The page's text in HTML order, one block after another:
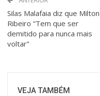
Silas Malafaia diz que Milton
Ribeiro “Tem que ser
demitido para nunca mais
voltar”
VEJA TAMBÉM